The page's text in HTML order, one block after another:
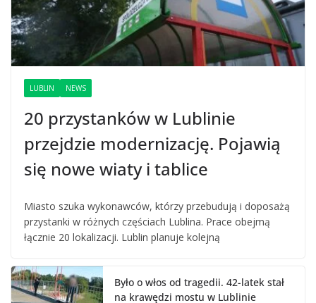
LUBLIN NEWS
20 przystanków w Lublinie
przejdzie modernizację. Pojawią
się nowe wiaty i tablice
Miasto szuka wykonawców, którzy przebudują i doposażą
przystanki w różnych częściach Lublina. Prace obejmą
łącznie 20 lokalizacji. Lublin planuje kolejną
Było o włos od tragedii. 42-latek stał
na krawędzi mostu w Lublinie